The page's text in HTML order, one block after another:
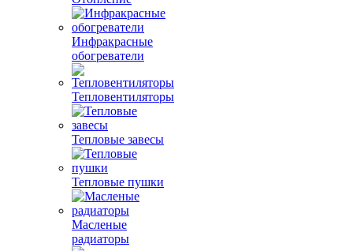
Инфракрасные
обогреватели
Тепловентиляторы
Тепловые завесы
Тепловые пушки
Масленые
радиаторы